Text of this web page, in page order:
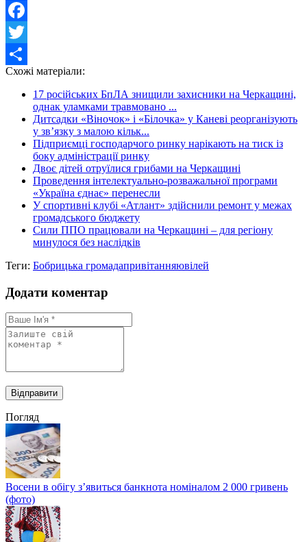
Facebook
Twitter
Share
Схожі матеріали:
17 російських БпЛА знищили захисники на Черкащині,
однак уламками травмовано ...
Дитсадки «Віночок» і «Білочка» у Каневі реорганізують
у зв’язку з малою кільк...
Підприємці господарчого ринку нарікають на тиск із
боку адміністрації ринку
Двоє дітей отруїлися грибами на Черкащині
Проведення інтелектуально-розважальної програми
«Україна єднає» перенесли
У спортивні клубі «Атлант» здійснили ремонт у межах
громадського бюджету
Сили ППО працювали на Черкащині – для регіону
минулося без наслідків
Теги: Бобрицька громадапривітанняювілей
Додати коментар
Погляд
Восени в обігу з’явиться банкнота номіналом 2 000 гривень
(фото)